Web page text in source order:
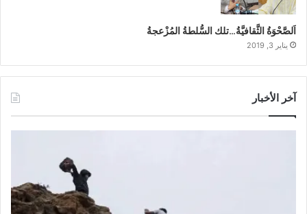
اَلصَّحْوَةُ الثَّقافيَّةُ…تلك السُّلطةُ المُزْعجةُ
يناير 3, 2019
آخر الأخبار